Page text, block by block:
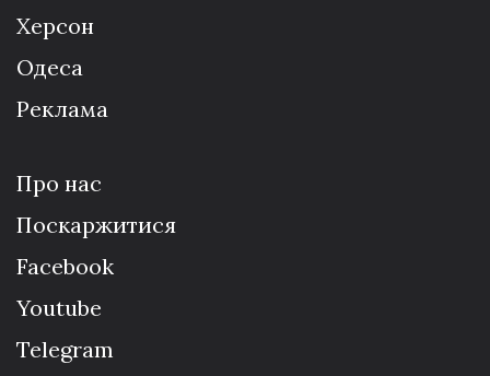
Херсон
Одеса
Реклама
Про нас
Поскаржитися
Facebook
Youtube
Telegram